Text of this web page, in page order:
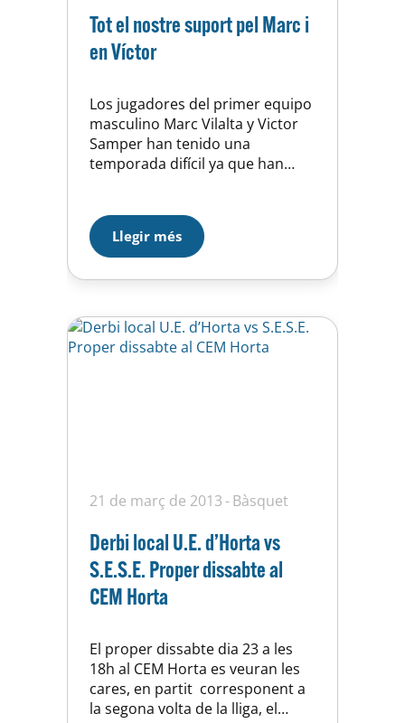
Tot el nostre suport pel Marc i
en Víctor
Los jugadores del primer equipo
masculino Marc Vilalta y Victor
Samper han tenido una
temporada difícil ya que han
meses sin poder jugar. A pesar
de ello, han seguido implicados
con el equipo y con una actitud
encomiable. En los próximos
desde…
Llegir més
21 de març de 2013 Bàsquet
Derbi local U.E. d’Horta vs
S.E.S.E. Proper dissabte al
CEM Horta
El proper dissabte dia 23 a les
18h al CEM Horta es veuran les
cares, en partit corresponent a
la segona volta de la lliga, el